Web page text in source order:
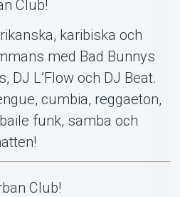
Club!
karibiska och
med Bad Bunnys
DJ L’Flow och DJ Beat.
cumbia, reggaeton,
funk, samba och
Club!